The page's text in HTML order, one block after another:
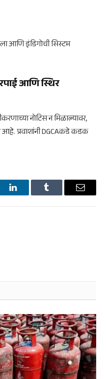
आणि इंडिगोची सिस्टम
आणि स्थिर
नोटिस न मिळाल्यावर,
आहे. प्रवाशांनी DGCAकडे कडक
LinkedInTumblr Email